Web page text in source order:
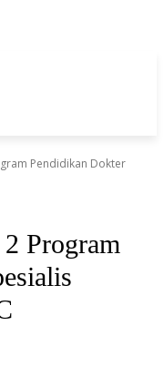
Pendidikan Dokter
Program